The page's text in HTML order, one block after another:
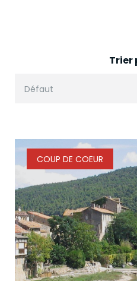
Trier
Défaut
COUP DE COEUR